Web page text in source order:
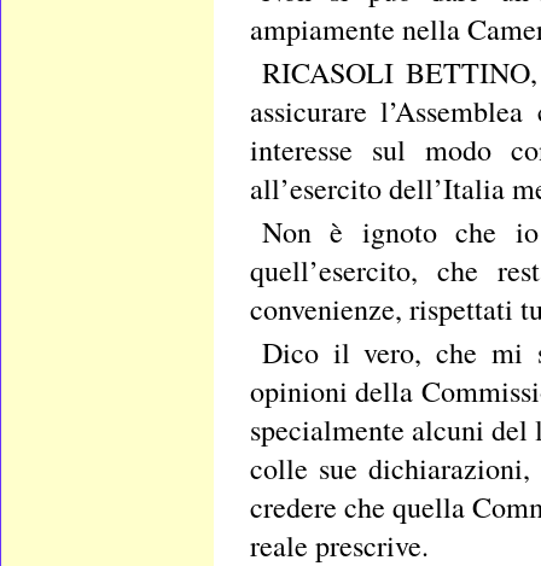
ampiamente nella
RICASOLI
assicurare
interesse sul modo
all’esercito dell’Italia
Non è ignoto che
quell’esercito, che
convenienze, rispettati
Dico il vero, che mi
opinioni della
specialmente alcuni
colle sue
credere che quella
reale prescrive.